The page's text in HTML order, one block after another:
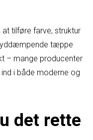
tilføre farve, struktur
tæppe
– mange producenter
i både moderne og
det rette